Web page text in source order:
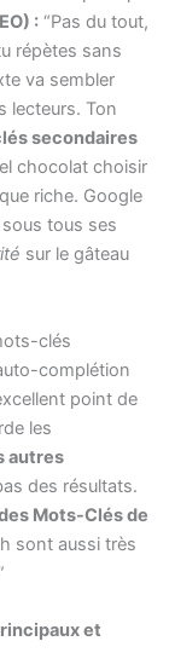
: “Pas du tout,
répètes sans
va sembler
lecteurs. Ton
secondaires
chocolat choisir
riche. Google
tous ses
sur le gâteau
clés
complétion
point de
les
autres
des résultats.
Mots-Clés de
sont aussi très
et